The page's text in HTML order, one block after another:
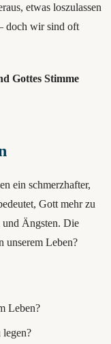
etwas loszulassen
doch wir sind oft
Gottes Stimme
ein schmerzhafter,
Gott mehr zu
und Ängsten. Die
unserem Leben?
Leben?